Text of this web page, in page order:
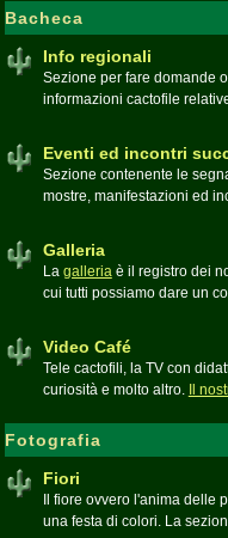
cactofilo
Bacheca
Info regionali
Sezione per fare domande
informazioni cactofile
Eventi ed incontri
Sezione contenente le
mostre, manifestazioni ed
Galleria
La galleriaè il registro dei
cui tutti possiamo dare un
spazio discutiamo SOLO di
inesattezze, idee e altro
Video Café
Tele cactofili, la TV con
curiosità e molto altro.
Il
Fotografia
Fiori
Il fiore ovvero l'anima delle
una festa di colori. La